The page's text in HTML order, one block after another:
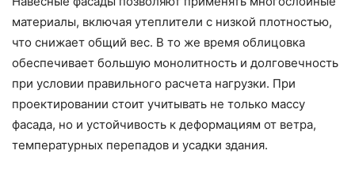
материалы, включая утеплители с низкой плотностью,
что снижает общий вес. В то же время облицовка
обеспечивает большую монолитность и долговечность
при условии правильного расчета нагрузки. При
проектировании стоит учитывать не только массу
фасада, но и устойчивость к деформациям от ветра,
температурных перепадов и усадки здания.